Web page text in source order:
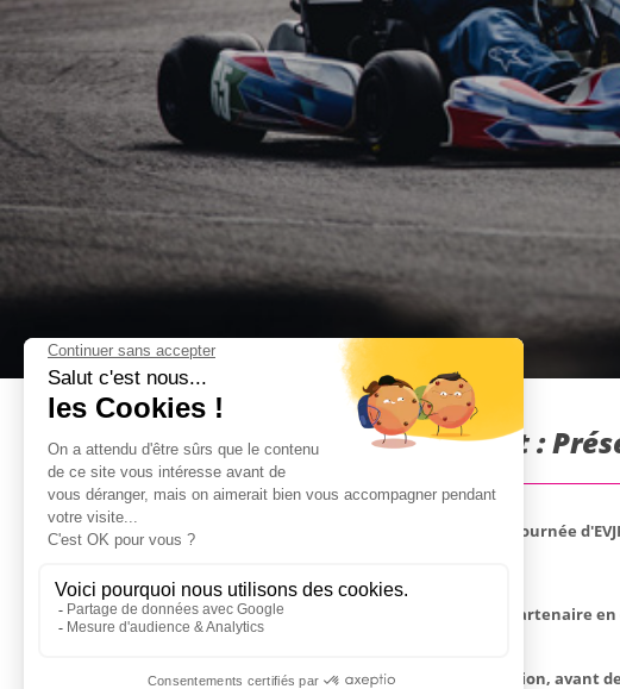
Karting outdoor à Budapest :
Affrontez-vous sur un Karting Outdoor pour une journée
Nous vous donnons rendez-vous sur notre piste partenaire
vous sont de vraies pilotes de course !
Vous bénéficierez de 12 min de tours de qualification, avant